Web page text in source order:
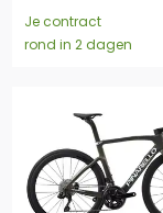
Je contract
rond in 2 dagen